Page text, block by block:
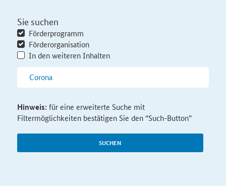
Sie suchen
Förderprogramm
Förderorganisation
In den weiteren Inhalten
SUCHEN
Hinweis:für eine erweiterte Suche mit
Filtermöglichkeiten bestätigen Sie den “Such-Button”